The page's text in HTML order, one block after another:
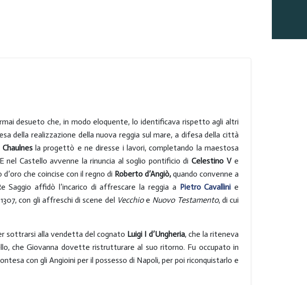
desueto che, in modo eloquente, lo identificava rispetto agli altri
della realizzazione della nuova reggia sul mare, a difesa della città
Chaulnesla progettò e ne diresse i lavori, completando la maestosa
nel Castello avvenne la rinuncia al soglio pontificio di Celestino Ve
che coincise con il regno di Roberto d’Angiò, quando convenne a
Saggio affidò l’incarico di affrescare la reggia a Pietro Cavallini e
con gli affreschi di scene del Vecchioe Nuovo Testamento, di cui
sottrarsi alla vendetta del cognato Luigi I d’Ungheria, che la riteneva
che Giovanna dovette ristrutturare al suo ritorno. Fu occupato in
con gli Angioini per il possesso di Napoli, per poi riconquistarlo e